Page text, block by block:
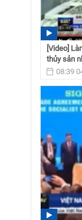
[Video]
thủy sản
08:39